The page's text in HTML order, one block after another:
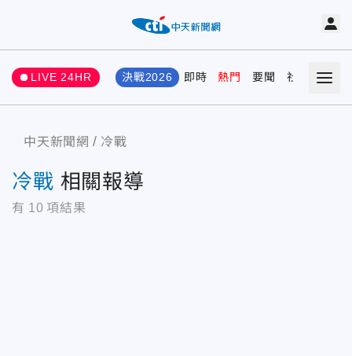
LIVE 24HR 決戰2026 即時 熱門 要聞 社會 娛樂
中天新聞網 冷戰
冷戰 相關報導
有 10 項結果